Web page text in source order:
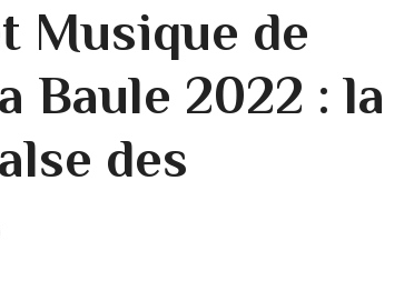
Musique de
Baule 2022 : la
des